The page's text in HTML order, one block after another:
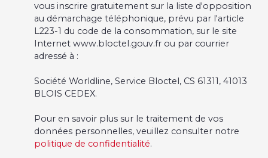
vous inscrire gratuitement sur la liste d'opposition
au démarchage téléphonique, prévu par l'article
L223-1 du code de la consommation, sur le site
Internet www.bloctel.gouv.fr ou par courrier
adressé à :
Société Worldline, Service Bloctel, CS 61311, 41013
BLOIS CEDEX.
Pour en savoir plus sur le traitement de vos
données personnelles, veuillez consulter notre
politique de confidentialité.